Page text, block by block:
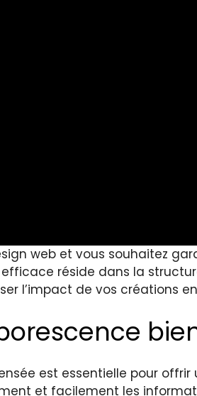
web et vous souhaitez
réside dans la
l’impact de vos créations
est essentielle pour
et facilement les